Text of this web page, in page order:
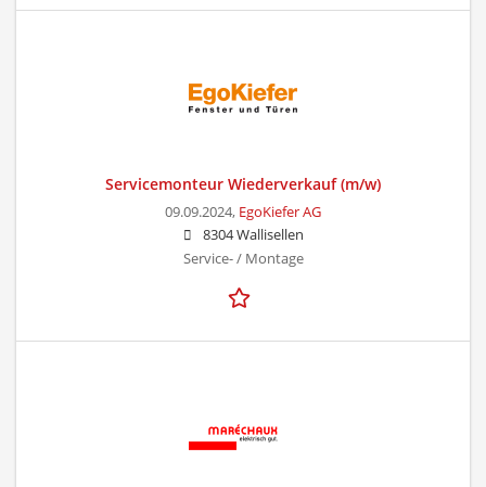
Servicemonteur Wiederverkauf (m/w)
09.09.2024, EgoKiefer AG
8304 Wallisellen
Service- / Montage